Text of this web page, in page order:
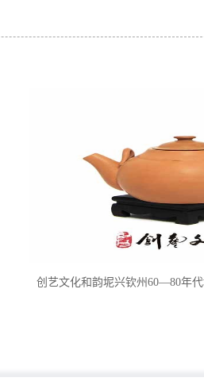
创艺文化和韵坭兴钦州60—80年